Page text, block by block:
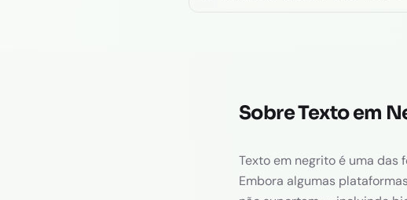
Sobre Texto em
Texto em negrito é uma das
Embora algumas